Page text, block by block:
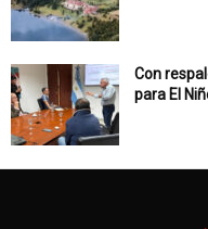
Con
para El